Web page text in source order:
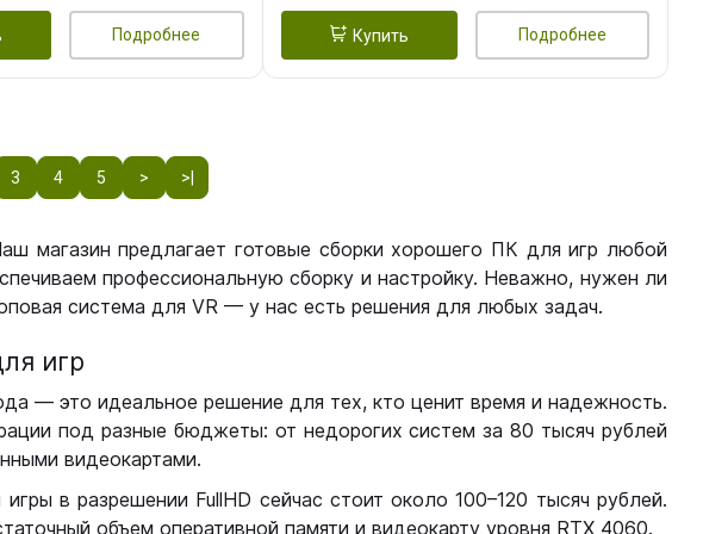
Подробнее Купить Подробнее
3 4 5 > >|
магазин предлагает готовые сборки хорошего ПК для игр любой
профессиональную сборку и настройку. Неважно, нужен ли
система для VR — у нас есть решения для любых задач.
игр
— это идеальное решение для тех, кто ценит время и надежность.
под разные бюджеты: от недорогих систем за 80 тысяч рублей
видеокартами.
в разрешении FullHD сейчас стоит около 100–120 тысяч рублей.
объем оперативной памяти и видеокарту уровня RTX 4060.